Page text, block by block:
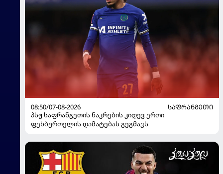
08:50/07-08-2026
ᲡᲐᲤᲠᲐᲜᲒᲔᲗᲘ
პსჟ საფრანგეთის ნაკრების კიდევ ერთი
ფეხბურთელის დამატებას გეგმავს